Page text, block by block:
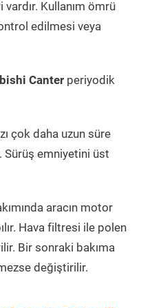
Kullanım ömrü
edilmesi veya
Canter periyodik
çok daha uzun süre
Sürüş emniyetini üst
aracın motor
Hava filtresi ile polen
Bir sonraki bakıma
değiştirilir.